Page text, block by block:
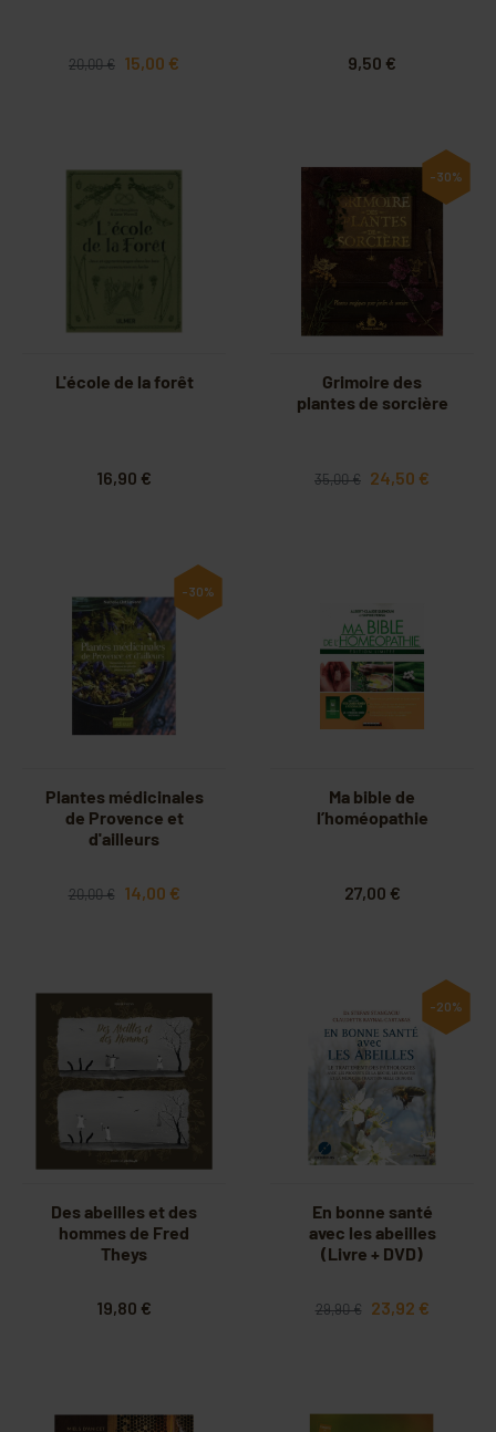
20,00 € 15,00 € 9,50 €
L'école de la forêt
16,90 €
-30%
Grimoire des
plantes de sorcière
35,00 € 24,50 €
-30%
Plantes médicinales
de Provence et
d'ailleurs
20,00 € 14,00 €
Ma bible de
l’homéopathie
27,00 €
Des abeilles et des
hommes de Fred
Theys
19,80 €
-20%
En bonne santé
avec les abeilles
(Livre + DVD)
29,90 € 23,92 €